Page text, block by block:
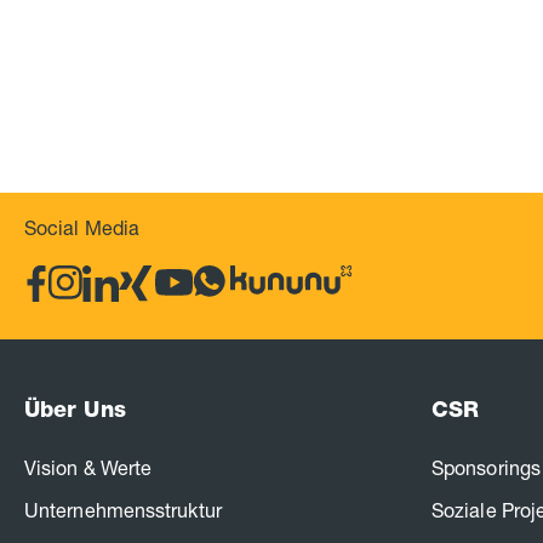
Social Media
Über Uns
Vision & Werte
Unternehmensstruktur
CSR
Sponsorings
Soziale